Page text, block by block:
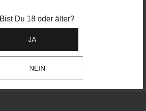
Bist Du 18 oder älter?
JA
NEIN